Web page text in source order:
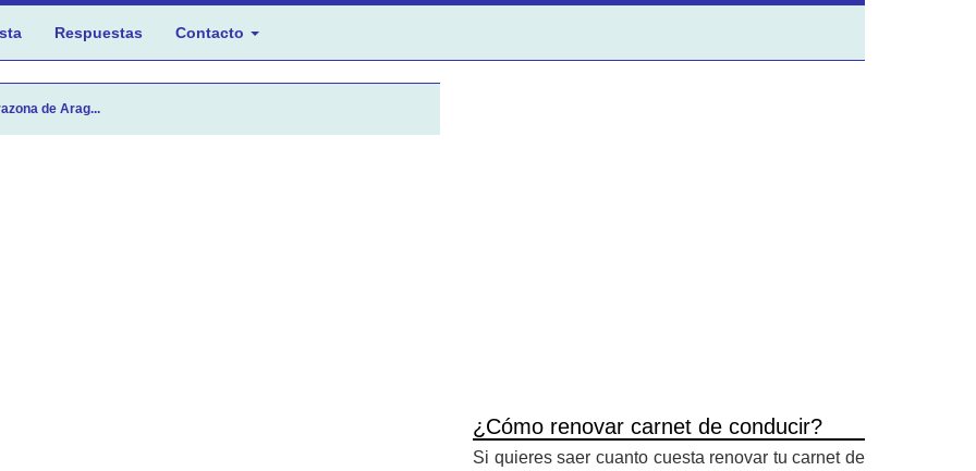
Respuestas Contacto
de Arag...
¿Cómo renovar carnet de conducir?
Si quieres saer cuanto cuesta renovar tu carnet de